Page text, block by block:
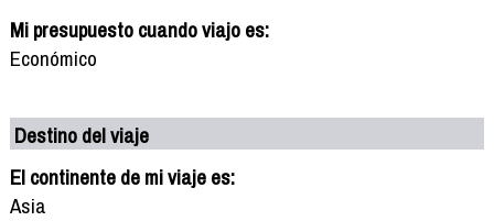
Mi presupuesto cuando viajo es:
Económico
Destino del viaje
El continente de mi viaje es:
Asia